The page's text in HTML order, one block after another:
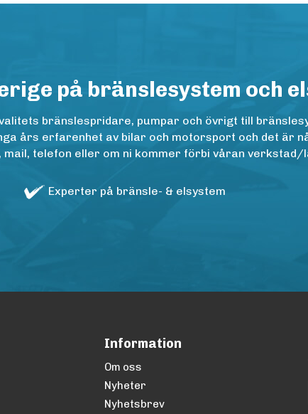
på bränslesystem och
bränslespridare, pumpar och övrigt till
års erfarenhet av bilar och motorsport och det är
mail, telefon eller om ni kommer förbi våran
Experter på bränsle- & elsystem
Information
Om oss
Nyheter
Nyhetsbrev